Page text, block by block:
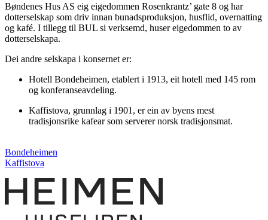
Bøndenes Hus AS eig eigedommen Rosenkrantz’ gate 8 og har
dotterselskap som driv innan bunadsproduksjon, husflid, overnatting
og kafé. I tillegg til BUL si verksemd, huser eigedommen to av
dotterselskapa.
Dei andre selskapa i konsernet er:
Hotell Bondeheimen, etablert i 1913, eit hotell med 145 rom
og konferanseavdeling.
Kaffistova, grunnlag i 1901, er ein av byens mest
tradisjonsrike kafear som serverer norsk tradisjonsmat.
Bondeheimen
Kaffistova